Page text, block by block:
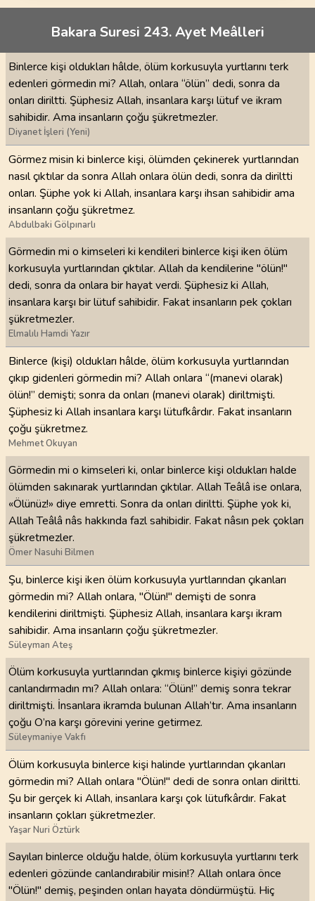
Bakara Suresi 243. Ayet Meâlleri
Binlerce kişi oldukları hâlde, ölüm korkusuyla yurtlarını terk
edenleri görmedin mi? Allah, onlara “ölün” dedi, sonra da
onları diriltti. Şüphesiz Allah, insanlara karşı lütuf ve ikram
sahibidir. Ama insanların çoğu şükretmezler.
Diyanet İşleri (Yeni)
Görmez misin ki binlerce kişi, ölümden çekinerek yurtlarından
nasıl çıktılar da sonra Allah onlara ölün dedi, sonra da diriltti
onları. Şüphe yok ki Allah, insanlara karşı ihsan sahibidir ama
insanların çoğu şükretmez.
Abdulbaki Gölpınarlı
Görmedin mi o kimseleri ki kendileri binlerce kişi iken ölüm
korkusuyla yurtlarından çıktılar. Allah da kendilerine "ölün!"
dedi, sonra da onlara bir hayat verdi. Şüphesiz ki Allah,
insanlara karşı bir lütuf sahibidir. Fakat insanların pek çokları
şükretmezler.
Elmalılı Hamdi Yazır
Binlerce (kişi) oldukları hâlde, ölüm korkusuyla yurtlarından
çıkıp gidenleri görmedin mi? Allah onlara “(manevi olarak)
ölün!” demişti; sonra da onları (manevi olarak) diriltmişti.
Şüphesiz ki Allah insanlara karşı lütufkârdır. Fakat insanların
çoğu şükretmez.
Mehmet Okuyan
Görmedin mi o kimseleri ki, onlar binlerce kişi oldukları halde
ölümden sakınarak yurtlarından çıktılar. Allah Teâlâ ise onlara,
«Ölünüz!» diye emretti. Sonra da onları diriltti. Şüphe yok ki,
Allah Teâlâ nâs hakkında fazl sahibidir. Fakat nâsın pek çokları
şükretmezler.
Ömer Nasuhi Bilmen
Şu, binlerce kişi iken ölüm korkusuyla yurtlarından çıkanları
görmedin mi? Allah onlara, "Ölün!" demişti de sonra
kendilerini diriltmişti. Şüphesiz Allah, insanlara karşı ikram
sahibidir. Ama insanların çoğu şükretmezler.
Süleyman Ateş
Ölüm korkusuyla yurtlarından çıkmış binlerce kişiyi gözünde
canlandırmadın mı? Allah onlara: “Ölün!” demiş sonra tekrar
diriltmişti. İnsanlara ikramda bulunan Allah’tır. Ama insanların
çoğu O’na karşı görevini yerine getirmez.
Süleymaniye Vakfı
Ölüm korkusuyla binlerce kişi halinde yurtlarından çıkanları
görmedin mi? Allah onlara "Ölün!" dedi de sonra onları diriltti.
Şu bir gerçek ki Allah, insanlara karşı çok lütufkârdır. Fakat
insanların çokları şükretmezler.
Yaşar Nuri Öztürk
Sayıları binlerce olduğu halde, ölüm korkusuyla yurtlarını terk
edenleri gözünde canlandırabilir misin!? Allah onlara önce
"Ölün!" demiş, peşinden onları hayata döndürmüştü. Hiç